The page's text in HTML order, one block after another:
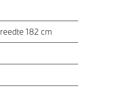
182 cm